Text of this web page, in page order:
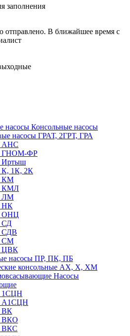
заполнения
отправлено. В ближайшее время с
Консольные насосы
насосы ГРАТ, 2ГРТ, ГРА
АНС
ГНОМ-ФР
Иртыш
К, 1К, 2К
КМ
КМЛ
ЛМ
НК
ОНЦ
СД
СДВ
СМ
ЦВК
насосы ПР, ПК, ПБ
консольные АХ, Х, ХМ
Насосы
1СЦН
А1СЦН
ВК
ВКО
ВКС